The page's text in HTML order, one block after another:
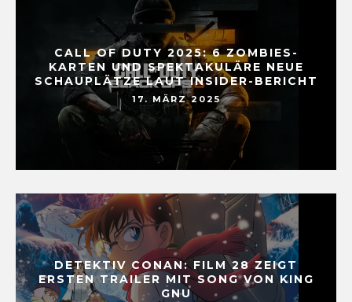
CALL OF DUTY 2025: 6 ZOMBIES-
KARTEN UND SPEKTAKULÄRE NEUE
SCHAUPLÄTZE LAUT INSIDER-BERICHT
17. MÄRZ 2025
DETEKTIV CONAN: FILM 28 ZEIGT
ERSTEN TRAILER MIT SONG VON KING
GNU